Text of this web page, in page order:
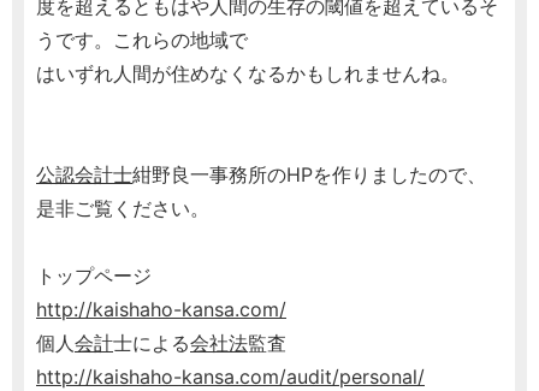
度を超えるともはや人間の生存の閾値を超えているそ
うです。これらの地域で
はいずれ人間が住めなくなるかもしれませんね。
公認会計士紺野良一事務所のHPを作りましたので、
是非ご覧ください。
トップページ
http://kaishaho-kansa.com/
個人会計士による会社法監査
http://kaishaho-kansa.com/audit/personal/